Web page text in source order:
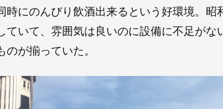
時にのんびり飲酒出来るという好環境。昭
ていて、雰囲気は良いのに設備に不足がな
が揃っていた。